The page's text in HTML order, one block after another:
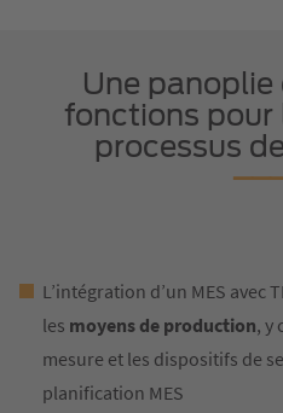
Une
fonctions pour
processus
L’intégration d’un MES
les moyens de production, y
mesure et les dispositifs de
planification MES